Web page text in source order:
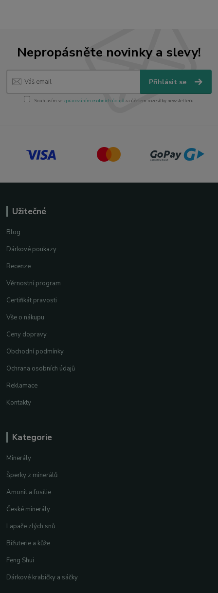
Nepropásněte novinky a slevy!
Přihlásit se
Souhlasím se zpracováním osobních údajůza účelem rozesílky newsletteru.
Užitečné
Blog
Dárkové poukazy
Recenze
Věrnostní program
Certifikát pravosti
Vše o nákupu
Ceny dopravy
Obchodní podmínky
Ochrana osobních údajů
Reklamace
Kontakty
Kategorie
Minerály
Šperky z minerálů
Amonit a fosílie
České minerály
Lapače zlých snů
Bižuterie a kůže
Feng Shui
Dárkové krabičky a sáčky